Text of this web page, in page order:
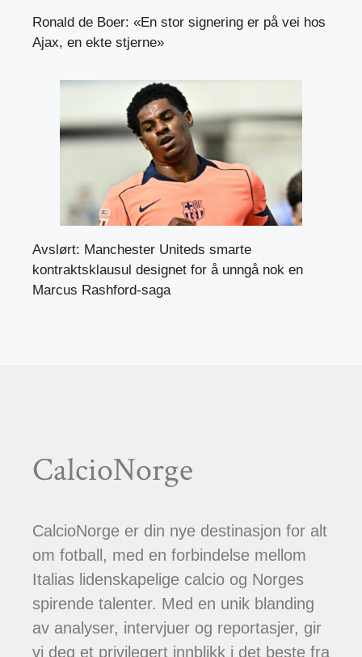
Ronald de Boer: «En stor signering er på vei hos
Ajax, en ekte stjerne»
Avslørt: Manchester Uniteds smarte
kontraktsklausul designet for å unngå nok en
Marcus Rashford-saga
CalcioNorge
CalcioNorge er din nye destinasjon for alt
om fotball, med en forbindelse mellom
Italias lidenskapelige calcio og Norges
spirende talenter. Med en unik blanding
av analyser, intervjuer og reportasjer, gir
vi deg et privilegert innblikk i det beste fra